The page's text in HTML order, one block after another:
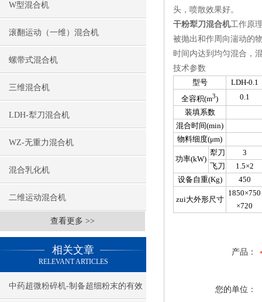
W型混合机
滚翻运动（一维）混合机
螺带式混合机
三维混合机
LDH-犁刀混合机
WZ-无重力混合机
混合乳化机
二维运动混合机
查看更多 >>
相关文章
RELEVANT ARTICLES
中药超微粉碎机-制备超细粉末的有效
头，喷散效果好。
干粉犁刀混合机工作原
被抛出和作周向湍动的
时间内达到均匀混合，
技术参数
型号
LDH-0.1
全容积(m3)
0.1
装填系数
混合时间(min)
物料细度(μm)
功率(kW)
犁刀
3
飞刀
1.5×2
设备自重(Kg)
450
zui大外形尺寸
1850×750
×720
产品：
您的单位：